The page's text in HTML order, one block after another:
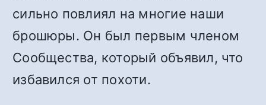
сильно повлиял на многие наши
брошюры. Он был первым членом
Сообщества, который объявил, что
избавился от похоти.